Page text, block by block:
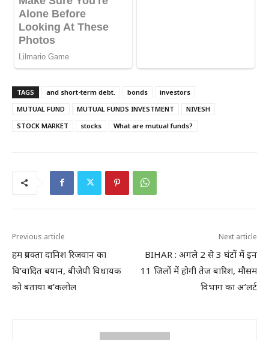
TAGS and short-term debt. bonds
investors
MUTUAL FUND
MUTUAL FUNDS INVESTMENT
NIVESH
STOCK MARKET
stocks What are mutual funds?
Previous article
हम प्रवक्ता दानिश रिजवान का
वि’वादित बयान, बीजेपी विधायक
को बताया ब’कलोल
Next article
BIHAR : अगले 2 से 3 घंटों में इन
11 जिलों में होगी तेज बारिश, मौसम
विभाग का अ’लर्ट